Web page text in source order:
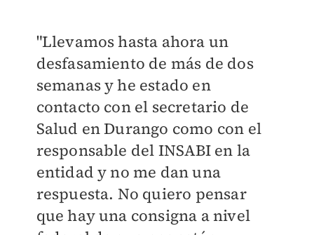
"Llevamos hasta ahora un
desfasamiento de más de dos
semanas y he estado en
contacto con el secretario de
Salud en Durango como con el
responsable del INSABI en la
entidad y no me dan una
respuesta. No quiero pensar
que hay una consigna a nivel